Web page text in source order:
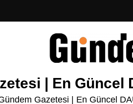
| En Güncel
Gazetesi | En Güncel